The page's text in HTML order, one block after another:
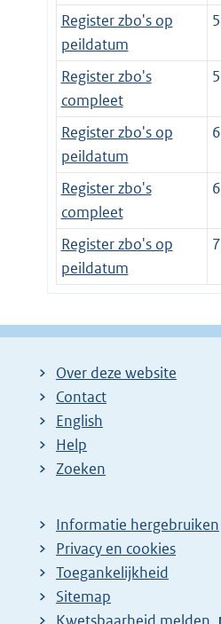
Register zbo's op
peildatum
5
Register zbo's
compleet
5
Register zbo's op
peildatum
6
Register zbo's
compleet
6
Register zbo's op
peildatum
7
Over deze website
Contact
English
Help
Zoeken
Informatie hergebruiken
Privacy en cookies
Toegankelijkheid
Sitemap
E
Kwetsbaarheid melden